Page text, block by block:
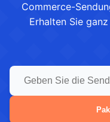
Commerce-
Erhalten Sie